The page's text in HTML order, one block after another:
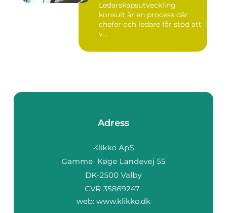
Ledarskapsutveckling
konsult är en process där
chefer och ledare får stöd att
v...
Adress
web: www.klikko.dk